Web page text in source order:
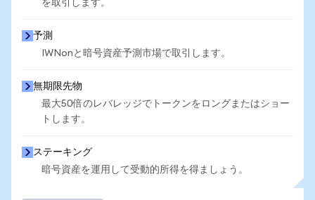
を取引します。
予測
IWNonと暗号資産予測市場で取引します。
無期限先物
最大50倍のレバレッジでトークンをロングまたはショー
トします。
ステーキング
暗号資産を運用して受動的所得を得ましょう。